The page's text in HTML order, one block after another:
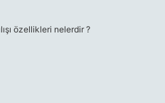
özellikleri nelerdir ?